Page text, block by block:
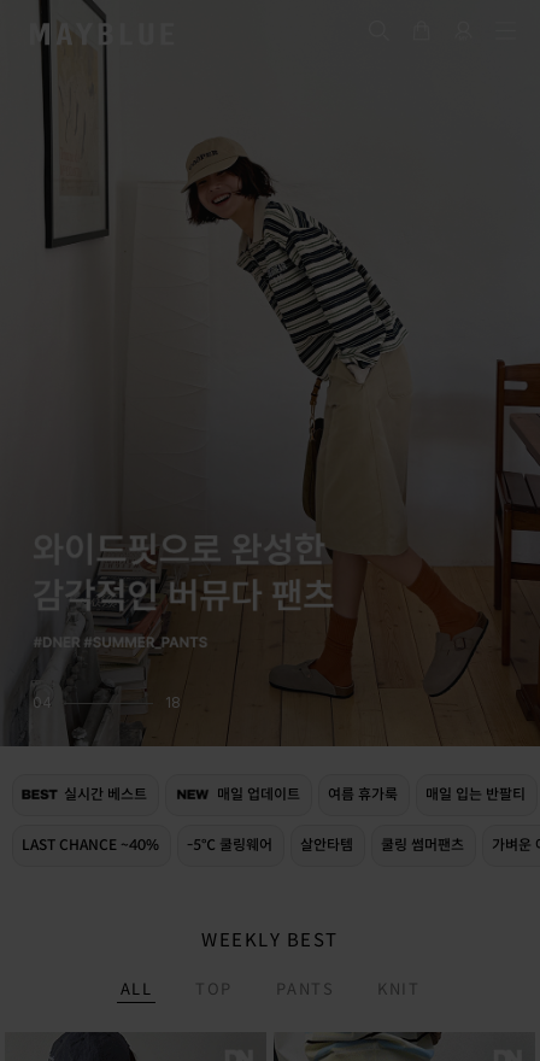
05 18
실시간 베스트 매일 업데이트 여름 휴가룩 매일 입는 반팔티
LAST CHANCE ~40% -5℃ 쿨링웨어 살안타템 쿨링 썸머팬츠 가벼운
WEEKLY BEST
ALL TOP PANTS KNIT